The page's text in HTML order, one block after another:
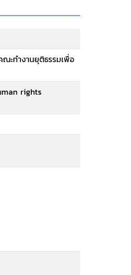
ะทำงานยุติธรรมเพื่อ
rights